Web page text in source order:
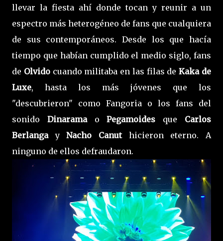
llevar la fiesta ahí donde tocan y reunir a un
espectro más heterogéneo de fans que cualquiera
de sus contemporáneos. Desde los que hacía
tiempo que habían cumplido el medio siglo, fans
de Olvido cuando militaba en las filas deKaka de
Luxe, hasta los más jóvenes que los
"descubrieron" como Fangoria o los fans del
sonido DinaramaoPegamoides que Carlos
BerlangayNacho Canut hicieron eterno. A
ninguno de ellos defraudaron.